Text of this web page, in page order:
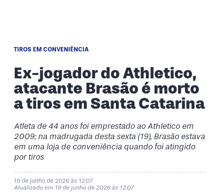
TIROS EM CONVENIÊNCIA
Ex-jogador do Athletico,
atacante Brasão é morto
a tiros em Santa Catarina
Atleta de 44 anos foi emprestado ao Athletico em
2009; na madrugada desta sexta (19), Brasão estava
em uma loja de conveniência quando foi atingido
por tiros
19 de junho de 2026 às 12:07
Atualizado em 19 de junho de 2026 às 12:07